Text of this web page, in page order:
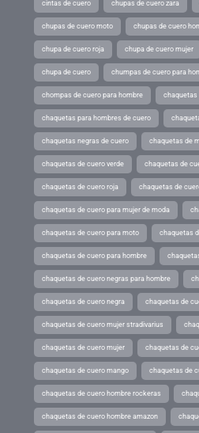
cintas de cuero chupas de cuero zara
chupas de cuero moto chupas de cuero
chupa de cuero roja chupa de cuero mujer
chupa de cuero chumpas de cuero para
chompas de cuero para hombre chaquetas
chaquetas para hombres de cuero
chaquetas negras de cuero chaquetas de
chaquetas de cuero verde chaquetas de
chaquetas de cuero roja chaquetas de
chaquetas de cuero para mujer de moda
chaquetas de cuero para moto chaquetas
chaquetas de cuero para hombre
chaquetas de cuero negras para hombre
chaquetas de cuero negra chaquetas de
chaquetas de cuero mujer stradivarius
chaquetas de cuero mujer chaquetas de
chaquetas de cuero mango chaquetas de
chaquetas de cuero hombre rockeras
chaquetas de cuero hombre amazon